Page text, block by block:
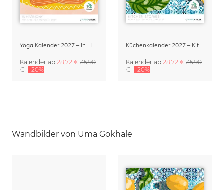
Yoga Kalender 2027 – In Harmony
Kalender ab 28,72 € 35,90
€ -20%
Küchenkalender 2027 – Kitchen Stories
Kalender ab 28,72 € 35,90
€ -20%
Wandbilder von Uma Gokhale